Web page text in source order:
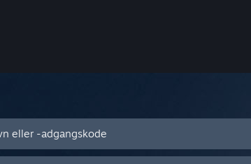
eller -adgangskode